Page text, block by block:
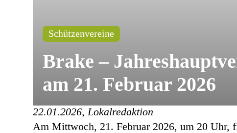
Schützenvereine
Brake –
am 21. Februar 2026
22.01.2026, Lokalredaktion
Am Mittwoch, 21. Februar 2026, um 20 Uhr,